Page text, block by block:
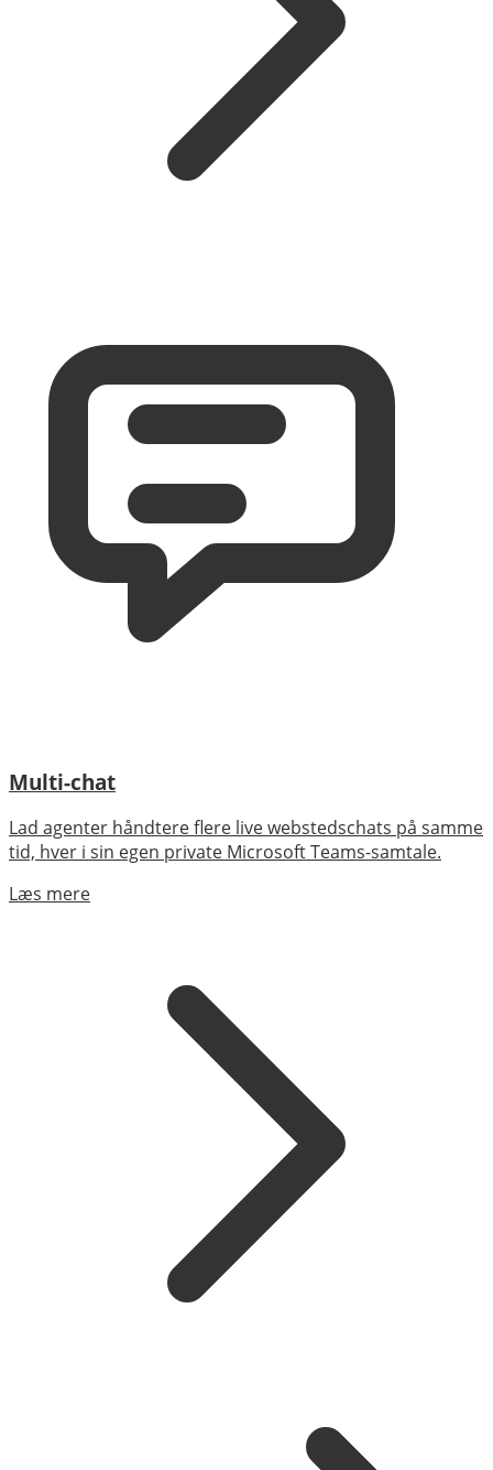
Multi-chat
Lad agenter håndtere flere live webstedschats på samme
tid, hver i sin egen private Microsoft Teams-samtale.
Læs mere